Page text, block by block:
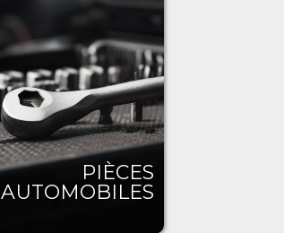
PIÈCES
AUTOMOBILES